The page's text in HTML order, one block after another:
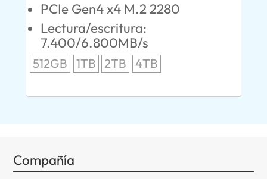
PCIe Gen4 x4 M.2 2280
Lectura/escritura:
7.400/6.800MB/s
512GB 1TB 2TB 4TB
Compañía